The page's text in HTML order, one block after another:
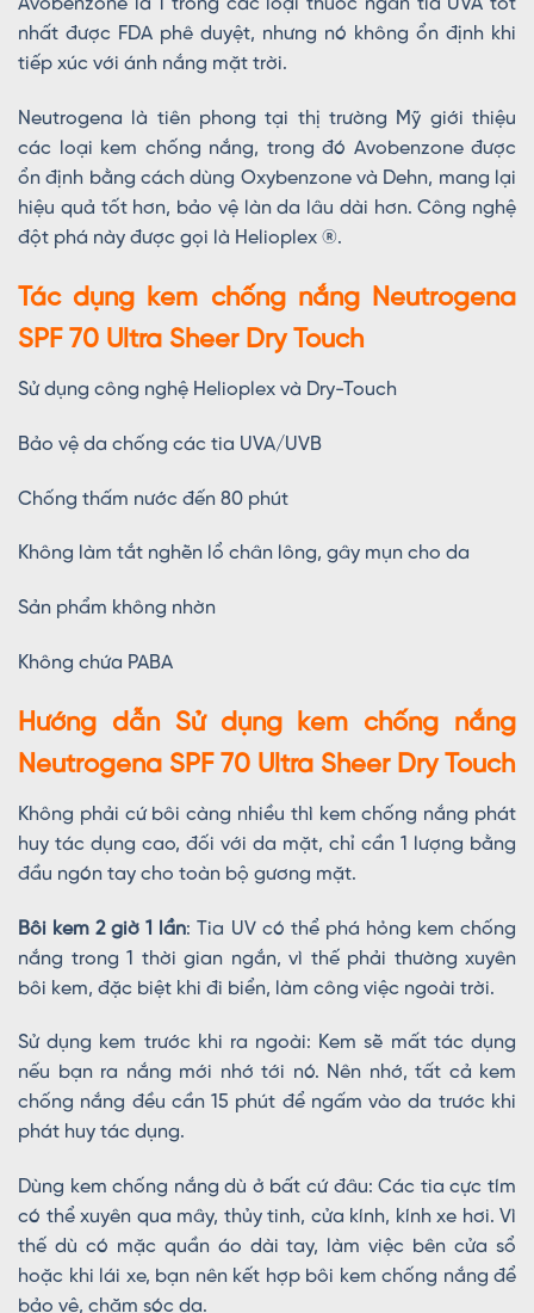
Avobenzone là 1 trong các loại thuốc ngăn tia UVA tốt
nhất được FDA phê duyệt, nhưng nó không ổn định khi
tiếp xúc với ánh nắng mặt trời.
Neutrogena là tiên phong tại thị trường Mỹ giới thiệu
các loại kem chống nắng, trong đó Avobenzone được
ổn định bằng cách dùng Oxybenzone và Dehn, mang lại
hiệu quả tốt hơn, bảo vệ làn da lâu dài hơn. Công nghệ
đột phá này được gọi là Helioplex ®.
Tác dụng kem chống nắng Neutrogena
SPF 70 Ultra Sheer Dry Touch
Sử dụng công nghệ Helioplex và Dry-Touch
Bảo vệ da chống các tia UVA/UVB
Chống thấm nước đến 80 phút
Không làm tắt nghẽn lổ chân lông, gây mụn cho da
Sản phẩm không nhờn
Không chứa PABA
Hướng dẫn Sử dụng kem chống nắng
Neutrogena SPF 70 Ultra Sheer Dry Touch
Không phải cứ bôi càng nhiều thì kem chống nắng phát
huy tác dụng cao, đối với da mặt, chỉ cần 1 lượng bằng
đầu ngón tay cho toàn bộ gương mặt.
Bôi kem 2 giờ 1 lần: Tia UV có thể phá hỏng kem chống
nắng trong 1 thời gian ngắn, vì thế phải thường xuyên
bôi kem, đặc biệt khi đi biển, làm công việc ngoài trời.
Sử dụng kem trước khi ra ngoài: Kem sẽ mất tác dụng
nếu bạn ra nắng mới nhớ tới nó. Nên nhớ, tất cả kem
chống nắng đều cần 15 phút để ngấm vào da trước khi
phát huy tác dụng.
Dùng kem chống nắng dù ở bất cứ đâu: Các tia cực tím
có thể xuyên qua mây, thủy tinh, cửa kính, kính xe hơi. Vì
thế dù có mặc quần áo dài tay, làm việc bên cửa sổ
hoặc khi lái xe, bạn nên kết hợp bôi kem chống nắng để
bảo vệ, chăm sóc da.